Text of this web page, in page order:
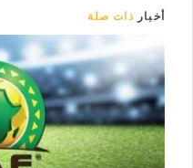
أخبار ذات صلة